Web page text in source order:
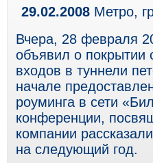
29.02.2008 Метро,
Вчера, 28 февраля
объявил о покрытии
входов в туннели
начале
роуминга в сети
конференции,
компании
на следующий год.